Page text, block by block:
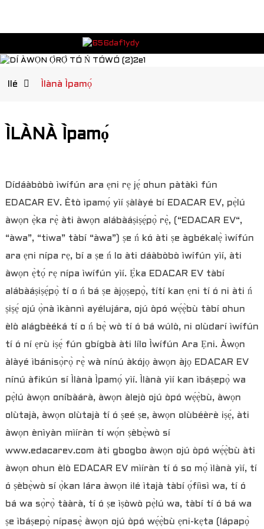
Ilé Ìlànà Ìpamọ́
ÌLÀNÀ Ìpamọ́
Dídáàbòbò ìwífún ara ẹni rẹ jẹ́ ohun pàtàkì fún
EDACAR EV. Ètò ìpamọ́ yìí ṣàlàyé bí EDACAR EV, pẹ̀lú
àwọn ẹ̀ka rẹ̀ àti àwọn alábàáṣiṣẹ́pọ̀ rẹ̀, (“EDACAR EV“,
“àwa”, “tiwa” tàbí “àwa”) ṣe ń kó àti ṣe àgbékalẹ̀ ìwífún
ara ẹni nípa rẹ, bí a ṣe ń lo àti dáàbòbò ìwífún yìí, àti
àwọn ẹ̀tọ́ rẹ nípa ìwífún yìí. Ẹ̀ka EDACAR EV tàbí
alábàáṣiṣẹ́pọ̀ tí o ń bá ṣe àjọṣepọ̀, títí kan ẹni tí ó ni àti ń
ṣiṣẹ́ ojú ọ̀nà ìkànnì ayélujára, ojú òpó wẹ́ẹ̀bù tàbí ohun
èlò alágbèéká tí o ń bẹ̀ wò tí ó bá wúlò, ni olùdarí ìwífún
tí ó ní ẹrù iṣẹ́ fún gbígbà àti lílo Ìwífún Ara Ẹni. Àwọn
àlàyé ìbánisọ̀rọ̀ rẹ̀ wà nínú àkójọ àwọn àjọ EDACAR EV
nínú àfikún sí Ìlànà Ìpamọ́ yìí. Ìlànà yìí kan ìbáṣepọ̀ wa
pẹ̀lú àwọn oníbàárà, àwọn àlejò ojú òpó wẹ́ẹ̀bù, àwọn
olùtajà, àwọn olùtajà tí ó ṣeé ṣe, àwọn olùbéèrè iṣẹ́, àti
àwọn ènìyàn mìíràn tí wọ́n ṣèbẹ̀wò sí
www.edacarev.com àti gbogbo àwọn ojú òpó wẹ́ẹ̀bù àti
àwọn ohun èlò EDACAR EV mìíràn tí ó so mọ́ ìlànà yìí, tí
ó ṣèbẹ̀wò sí ọ̀kan lára ​​àwọn ilé ìtajà tàbí ọ́fíìsì wa, tí ó
bá wa sọ̀rọ̀ tààrà, tí ó ṣe ìṣòwò pẹ̀lú wa, tàbí tí ó bá wa
ṣe ìbáṣepọ̀ nípasẹ̀ àwọn ojú òpó wẹ́ẹ̀bù ẹni-kẹta (lápapọ̀